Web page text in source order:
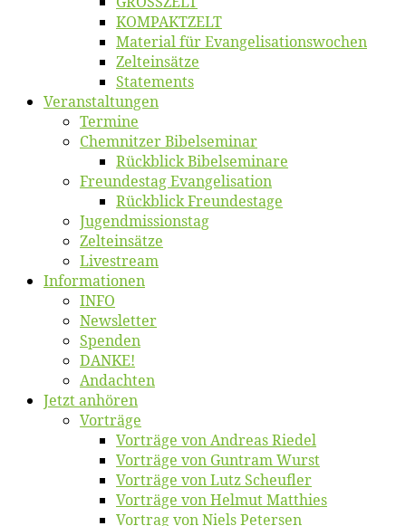
KOMPAKTZELT
Ma­te­ri­al für Evangelisationswochen
Zelt­ein­sät­ze
State­ments
Ver­an­stal­tun­gen
Ter­mi­ne
Chemnit­zer Bibelseminar
Rück­blick Bibelseminare
Freun­des­tag Evangelisation
Rück­blick Freundestage
Jugend­mis­sions­tag
Zelt­ein­sät­ze
Live­stream
Informatio­nen
INFO
News­let­ter
Spen­den
DANKE!
An­dach­ten
Jetzt an­hö­ren
Vor­trä­ge
Vor­trä­ge von An­dre­as Riedel
Vor­trä­ge von Gun­tram Wurst
Vor­trä­ge von Lutz Scheufler
Vor­trä­ge von Hel­mut Matthies
Vor­trag von Niels Petersen